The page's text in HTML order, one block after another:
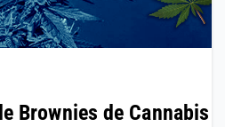
Brownies de Cannabis